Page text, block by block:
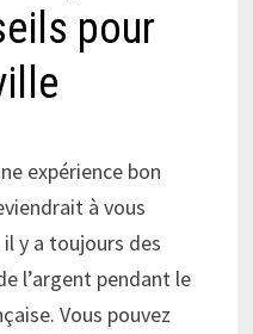
pour
expérience bon
à vous
y a toujours des
l’argent pendant le
Vous pouvez